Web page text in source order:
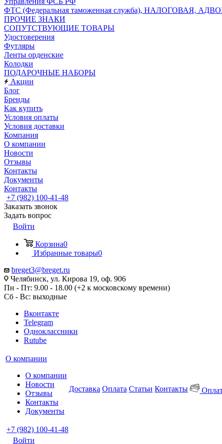
ФТС (Федеральная таможенная служба), НАЛОГОВАЯ,
ПРОЧИЕ ЗНАКИ
СОПУТСТВУЮЩИЕ ТОВАРЫ
Удостоверения
Футляры
Ленты орденские
Колодки
ПОДАРОЧНЫЕ НАБОРЫ
Акции
Блог
Бренды
Как купить
Условия оплаты
Условия доставки
Компания
О компании
Новости
Отзывы
Контакты
Документы
Контакты
+7 (982) 100-41-48
Заказать звонок
Задать вопрос
Войти
Корзина0
Избранные товары0
breget3@breget.ru
Челябинск, ул. Кирова 19, оф. 906
Пн - Пт: 9.00 - 18.00 (+2 к московскому времени)
Сб - Вс: выходные
Вконтакте
Telegram
Одноклассники
Rutube
О компании
О компании
Новости
Отзывы
Контакты
Документы
Доставка Оплата Статьи Контакты
+7 (982) 100-41-48
Войти